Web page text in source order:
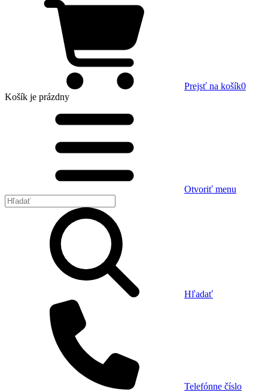
Prejsť na košík0
Košík je prázdny
Otvoriť menu
Hľadať
Telefónne číslo